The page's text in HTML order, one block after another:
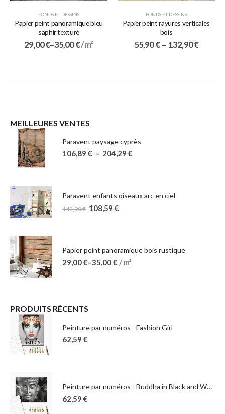
FONDS ET DESSINS
Papier peint panoramique bleu
saphir texturé
29,00€–35,00€/ m²
FONDS ET DESSINS
Papier peint rayures verticales
bois
55,90€ – 132,90€
MEILLEURES VENTES
Paravent paysage cyprès
106,89 € – 204,29 €
Paravent enfants oiseaux arc en ciel
142,90€ 108,59 €
Papier peint panoramique bois rustique
29,00€–35,00€ / m²
PRODUITS RÉCENTS
Peinture par numéros - Fashion Girl
62,59 €
Peinture par numéros - Buddha in Black and White
62,59 €